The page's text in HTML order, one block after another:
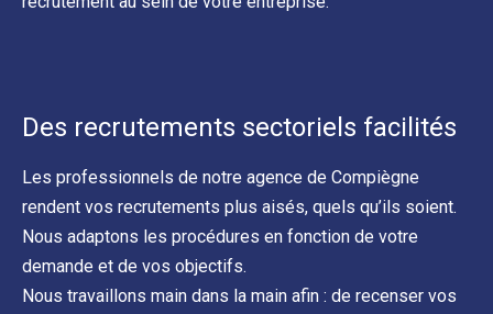
Des recrutements sectoriels facilités
Les professionnels de notre agence de Compiègne
rendent vos recrutements plus aisés, quels qu’ils soient.
Nous adaptons les procédures en fonction de votre
demande et de vos objectifs.
Nous travaillons main dans la main afin : de recenser vos